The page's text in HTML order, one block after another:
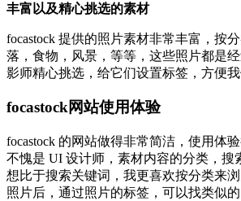
丰富以及精心挑选的素材
focastock 提供的照片素材非常丰富，按
落，食物，风景，等等，这些照片都是
影师精心挑选，给它们设置标签，方便我
focastock网站使用体验
focastock 的网站做得非常简洁，使用体
不愧是 UI 设计师，素材内容的分类，搜
想比于搜索关键词，我更喜欢按分类来
照片后，通过照片的标签，可以找类似的